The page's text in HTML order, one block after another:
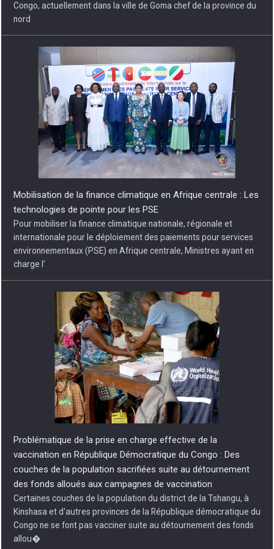
Congo, actuellement dans la ville de Goma chef de la province du
nord
Mobilisation de la finance climatique en Afrique centrale : Les
technologies de pointe pour les PSE
Pour mobiliser la finance climatique nationale, régionale et
internationale pour le déploiement des paiements pour services
environnementaux (PSE) en Afrique centrale, Ministres ayant en
charge l’
Problématique de la prise en charge effective de la
vaccination en République Démocratique du Congo : Des
couches de la population sacrifiées suite au détournement
des fonds alloués aux campagnes de vaccination
Certaines couches de la population du district de la Tshangu, à
Kinshasa et d'autres provinces de la République démocratique du
Congo ne se font pas vacciner suite au détournement des fonds
allou�